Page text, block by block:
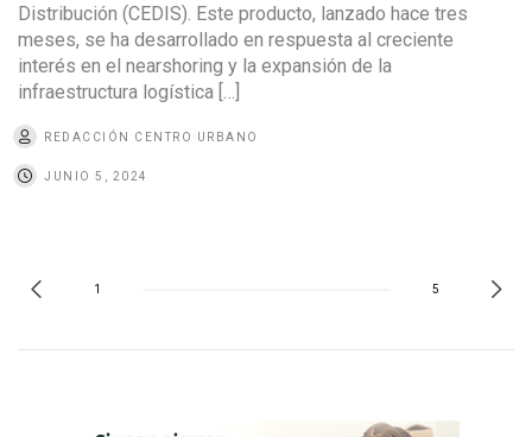
Distribución (CEDIS). Este producto, lanzado hace tres
meses, se ha desarrollado en respuesta al creciente
interés en el nearshoring y la expansión de la
infraestructura logística […]
REDACCIÓN CENTRO URBANO
JUNIO 5, 2024
1 5